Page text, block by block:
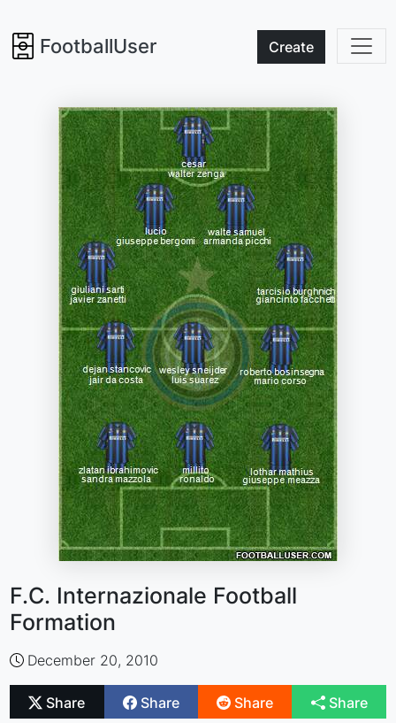
FootballUser Create
F.C. Internazionale Football
Formation
December 20, 2010
Share Share Share Share